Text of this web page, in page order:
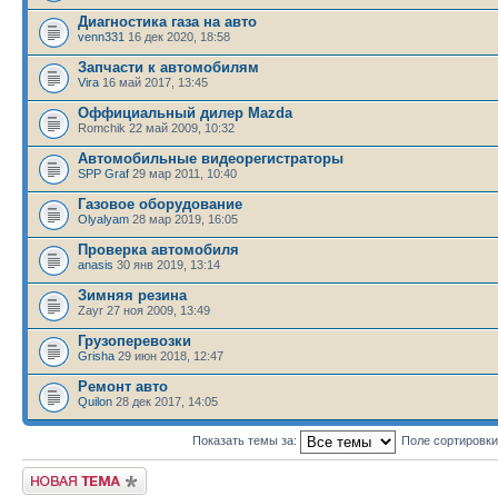
Диагностика газа на авто
venn331 16 дек 2020, 18:58
Запчасти к автомобилям
Vira 16 май 2017, 13:45
Оффициальный дилер Mazda
Romchik 22 май 2009, 10:32
Автомобильные видеорегистраторы
SPP Graf 29 мар 2011, 10:40
Газовое оборудование
Olyalyam 28 мар 2019, 16:05
Проверка автомобиля
anasis 30 янв 2019, 13:14
Зимняя резина
Zayr 27 ноя 2009, 13:49
Грузоперевозки
Grisha 29 июн 2018, 12:47
Ремонт авто
Quilon 28 дек 2017, 14:05
Показать темы за: Поле
Новая тема